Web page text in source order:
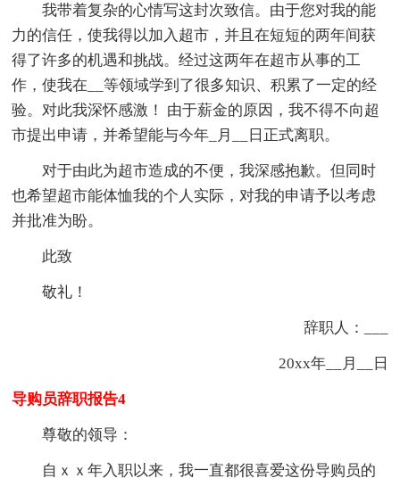
我带着复杂的心情写这封次致信。由于您对我的能
力的信任，使我得以加入超市，并且在短短的两年间获
得了许多的机遇和挑战。经过这两年在超市从事的工
作，使我在__等领域学到了很多知识、积累了一定的经
验。对此我深怀感激！ 由于薪金的原因，我不得不向超
市提出申请，并希望能与今年_月__日正式离职。
对于由此为超市造成的不便，我深感抱歉。但同时
也希望超市能体恤我的个人实际，对我的申请予以考虑
并批准为盼。
此致
敬礼！
辞职人：___
20xx年__月__日
导购员辞职报告4
尊敬的领导：
自ｘｘ年入职以来，我一直都很喜爱这份导购员的